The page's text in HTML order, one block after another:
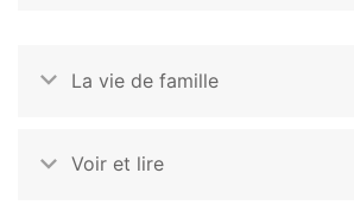
La vie de famille
Voir et lire